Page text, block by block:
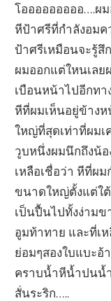
โอออออออออ….ผ
หีป้าศรีที่กำลังอม
ป้าศรีเหมือนจะรู้
ผมออกแต่ใหนเล
เบือนหน้าไปอีกทา
หีที่ผมเห็นอยู่ข้าง
ใหญ่ที่สุดเท่าที่ผมเ
วูบหนึ่งผมนึกถึงน้อ
เหลือเชื่อว่า หีที่ผ
ขนาดใหญ่ตั้งแต่ใ
เป็นปื้นไปทั้งง่าม
อูมท้าทาย และที่เ
ย่อมๆสองใบแบะอ้
คราบน้ำหีน้ำปนน้
สั่นระริก…..